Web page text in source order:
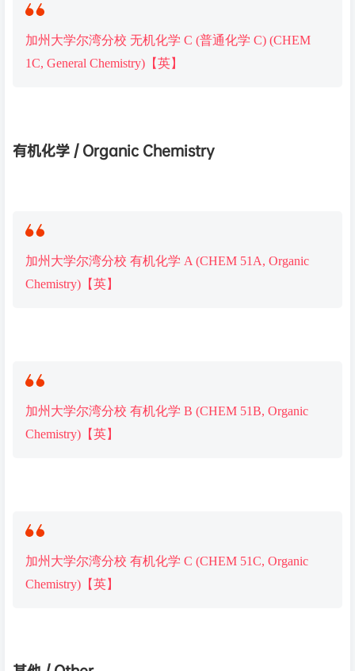
加州大学尔湾分校 无机化学 C (普通化学 C) (CHEM
1C, General Chemistry)【英】
有机化学 / Organic Chemistry
加州大学尔湾分校 有机化学 A (CHEM 51A, Organic
Chemistry)【英】
加州大学尔湾分校 有机化学 B (CHEM 51B, Organic
Chemistry)【英】
加州大学尔湾分校 有机化学 C (CHEM 51C, Organic
Chemistry)【英】